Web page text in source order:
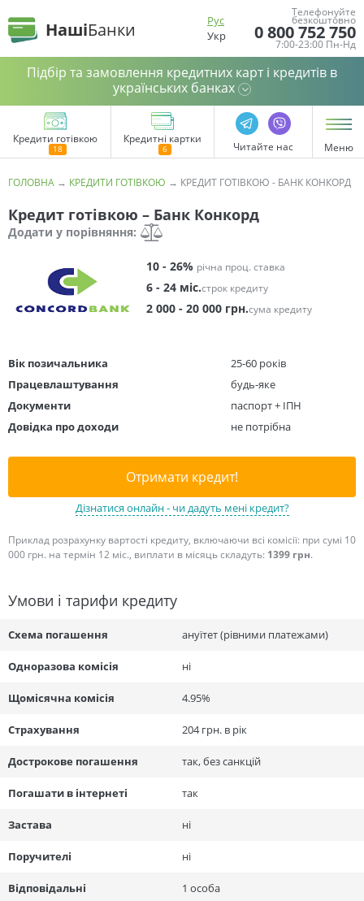
НашіБанки
Рус
Укр
Телефонуйте
безкоштовно
0 800 752 750
7:00-23:00 Пн-Нд
Підбір та замовлення кредитних карт і кредитів в
українських банках
Кредити готівкою Кредитні картки
Читайте нас Меню
ГОЛОВНА → КРЕДИТИ ГОТІВКОЮ → КРЕДИТ ГОТІВКОЮ - БАНК КОНКОРД
Кредит готівкою – Банк Конкорд
Додати у порівняння:
10 - 26% річна проц. ставка
6 - 24 міс.строк кредиту
2 000 - 20 000 грн.сума кредиту
Вік позичальника
25-60 років
Працевлаштування
будь-яке
Документи
паспорт + ІПН
Довідка про доходи
не потрібна
Отримати кредит!
Дізнатися онлайн - чи дадуть мені кредит?
Приклад розрахунку вартості кредиту, включаючи всі комісії: при сумі 10
000 грн. на термін 12 міс., виплати в місяць складуть: 1399 грн.
Умови і тарифи кредиту
Схема погашення ануїтет (рівними платежами)
Одноразова комісія ні
Щомісячна комісія 4.95%
Страхування 204 грн. в рік
Дострокове погашення так, без санкцій
Погашати в інтернеті так
Застава ні
Поручителі ні
Відповідальні 1 особа